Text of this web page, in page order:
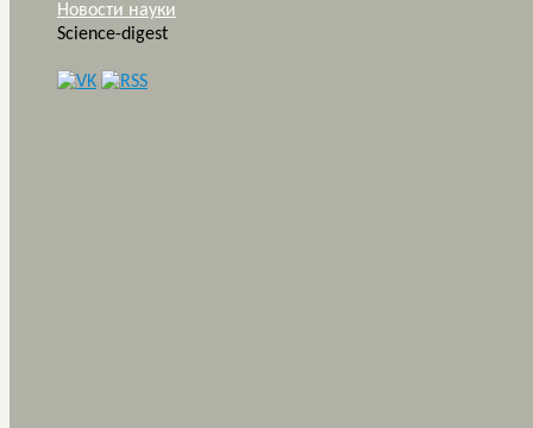
Новости науки
Science-digest